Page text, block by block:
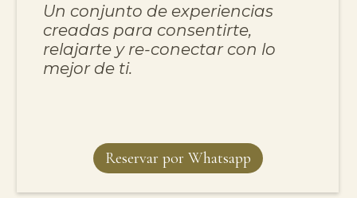
Un conjunto de experiencias
creadas para consentirte,
relajarte y re-conectar con lo
mejor de ti.
Reservar por Whatsapp